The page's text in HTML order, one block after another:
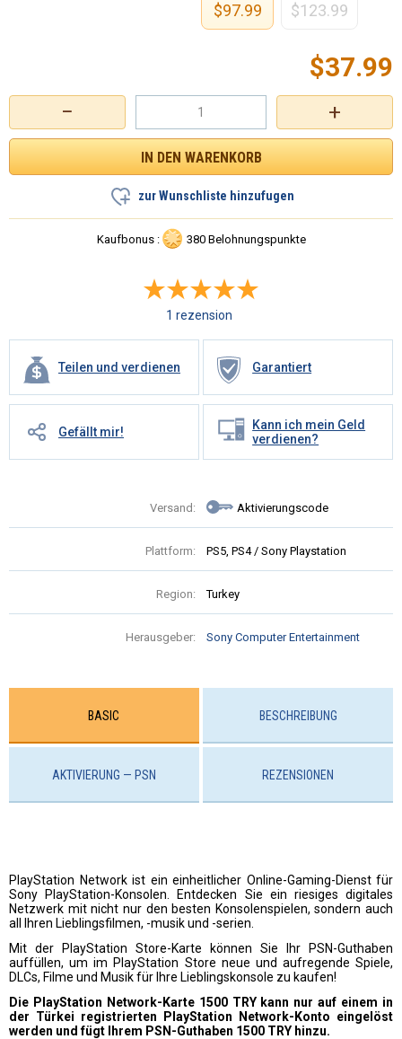
+
−
$37.99
zur Wunschliste hinzufugen
Kaufbonus : 380 Belohnungspunkte
1 rezension
Teilen und verdienen Garantiert
Gefällt mir!
Kann ich mein Geld
verdienen?
Versand: Aktivierungscode
Plattform: PS5, PS4 / Sony Playstation
Region: Turkey
Herausgeber: Sony Computer Entertainment
$97.99 $123.99
BASIC BESCHREIBUNG
AKTIVIERUNG — PSN REZENSIONEN
PlayStation Network ist ein einheitlicher Online-Gaming-Dienst für
Sony PlayStation-Konsolen. Entdecken Sie ein riesiges digitales
Netzwerk mit nicht nur den besten Konsolenspielen, sondern auch
all Ihren Lieblingsfilmen, -musik und -serien.
Mit der PlayStation Store-Karte können Sie Ihr PSN-Guthaben
auffüllen, um im PlayStation Store neue und aufregende Spiele,
DLCs, Filme und Musik für Ihre Lieblingskonsole zu kaufen!
Die PlayStation Network-Karte 1500 TRY kann nur auf einem in
der Türkei registrierten PlayStation Network-Konto eingelöst
werden und fügt Ihrem PSN-Guthaben 1500 TRY hinzu.